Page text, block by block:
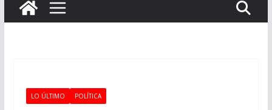
LO ÚLTIMO POLÍTICA